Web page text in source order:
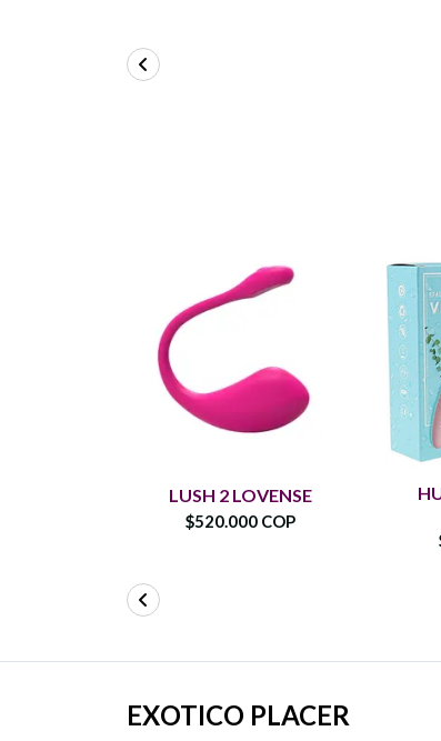
LUSH 2 LOVENSE
$520.000 COP
EXOTICO PLACER